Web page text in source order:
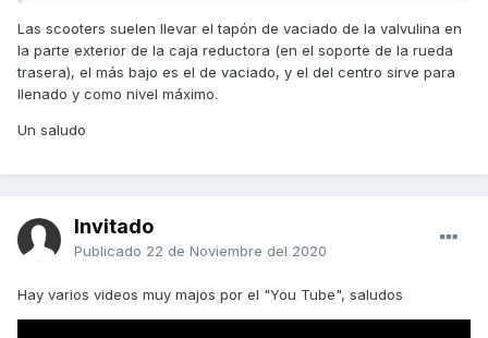
Las scooters suelen llevar el tapón de vaciado de la valvulina en
la parte exterior de la caja reductora (en el soporte de la rueda
trasera), el más bajo es el de vaciado, y el del centro sirve para
llenado y como nivel máximo.
Un saludo
Invitado
Publicado 22 de Noviembre del 2020
Hay varios videos muy majos por el "You Tube", saludos